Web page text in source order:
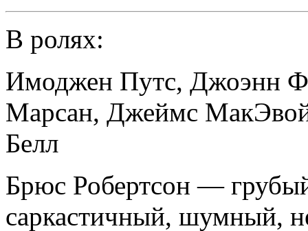
В ролях:
Имоджен Путс, Джоэнн
Марсан, Джеймс
Белл
Брюс Робертсон —
саркастичный, шумный,